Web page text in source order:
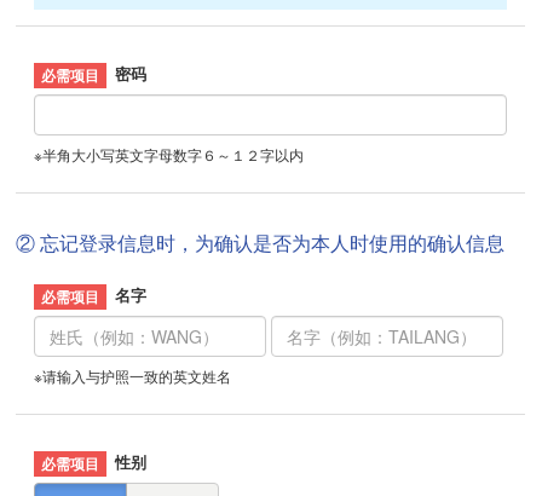
密码
※半角大小写英文字母数字６～１２字以内
② 忘记登录信息时，为确认是否为本人时使用的确认信息
名字
※请输入与护照一致的英文姓名
性别